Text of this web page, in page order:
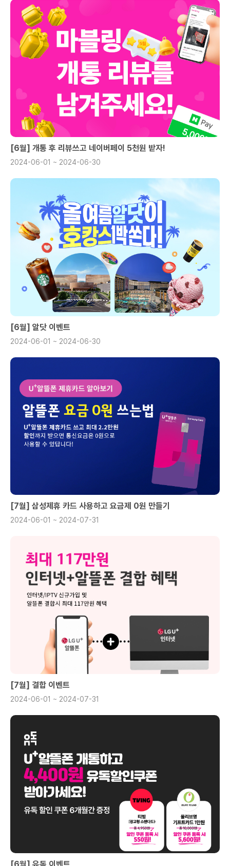
[6월] 개통 후 리뷰쓰고 네이버페이 5천원 받자!
2024-06-01 ~ 2024-06-30
[6월] 알닷 이벤트
2024-06-01 ~ 2024-06-30
[7월] 삼성제휴 카드 사용하고 요금제 0원 만들기
2024-06-01 ~ 2024-07-31
[7월] 결합 이벤트
2024-06-01 ~ 2024-07-31